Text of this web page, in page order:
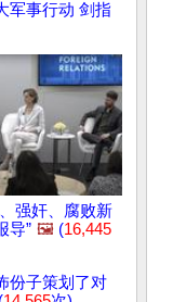
军事行动 剑指
强奸、腐败新
导” 🖼️ (16,445
份子策划了对